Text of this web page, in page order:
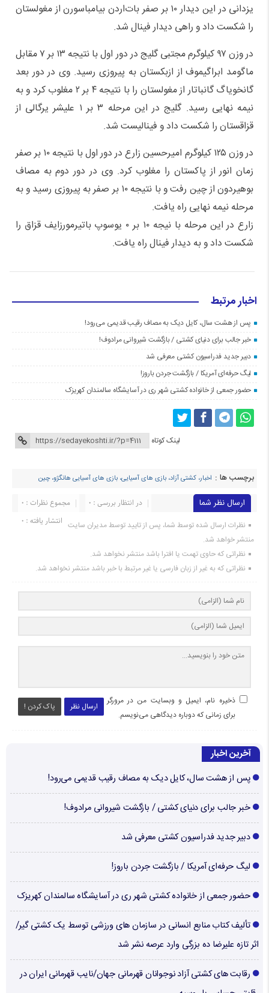
یزدانی در این دیدار ۱۰ بر صفر بات‌اردن بیامباسورن از مغولستان
را شکست داد و راهی دیدار فینال شد.
در وزن ۹۷ کیلوگرم مجتبی گلیج در دور اول با نتیجه ۱۳ بر ۷ مقابل
ماگومد ابراگیموف از ازبکستان به پیروزی رسید. وی در دور بعد
گانخویاگ گانباتار از مغولستان را با نتیجه ۴ بر ۲ مغلوب کرد و به
نیمه نهایی رسید. گلیج در این مرحله ۳ بر ۱ علیشر یرگالی از
قزاقستان را شکست داد و فینالیست شد.
در وزن ۱۲۵ کیلوگرم امیرحسین زارع در دور اول با نتیجه ۱۰ بر صفر
زمان انور از پاکستان را مغلوب کرد. وی‌ در دور دوم به مصاف
بوهیردون از چین رفت و با نتیجه ۱۰ بر صفر به پیروزی رسید و به
مرحله نیمه نهایی راه یافت.
زارع در این مرحله با نیجه ۱۰ بر ۰ یوسوپ باتیرمورزایف قزاق را
شکست داد و به دیدار فینال راه یافت.
اخبار مرتبط
پس از هشت سال، کایل دیک به مصاف رقیب قدیمی می‌رود!
خبر جالب برای دنیای کشتی / بازگشت شیروانی مرادوف!
دبیر جدید فدراسیون کشتی معرفی شد
لیگ حرفه‌ای آمریکا / بازگشت جردن باروز!
حضور جمعی از خانواده کشتی شهر ری در آسایشگاه سالمندان کهریزک
لینک کوتاه
برچسب ها : اخبار، کشتی آزاد، بازی های آسیایی، بازی های آسیایی هانگژو، چین
ارسال نظر شما مجموع نظرات : 0
در انتظار بررسی : 0
انتشار یافته : ۰ نظرات ارسال شده توسط شما، پس از تایید توسط مدیران سایت
منتشر خواهد شد.
نظراتی که حاوی تهمت یا افترا باشد منتشر نخواهد شد.
نظراتی که به غیر از زبان فارسی یا غیر مرتبط با خبر باشد منتشر نخواهد شد.
ارسال نظر پاک کردن !
ذخیره نام، ایمیل و وبسایت من در مرورگر
برای زمانی که دوباره دیدگاهی می‌نویسم.
آخرین اخبار
پس از هشت سال، کایل دیک به مصاف رقیب قدیمی می‌رود!
خبر جالب برای دنیای کشتی / بازگشت شیروانی مرادوف!
دبیر جدید فدراسیون کشتی معرفی شد
لیگ حرفه‌ای آمریکا / بازگشت جردن باروز!
حضور جمعی از خانواده کشتی شهر ری در آسایشگاه سالمندان کهریزک
تألیف کتاب منابع انسانی در سازمان های ورزشی توسط یک کشتی گیر/
اثر تازه علیرضا ده بزرگی وارد عرصه نشر شد
رقابت های کشتی آزاد نوجوانان قهرمانی جهان/نایب قهرمانی ایران در